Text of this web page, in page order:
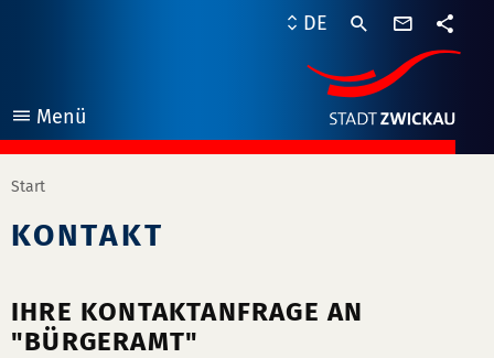
Menü
öffnen
DE
Start
KONTAKT
IHRE KONTAKTANFRAGE AN
"BÜRGERAMT"